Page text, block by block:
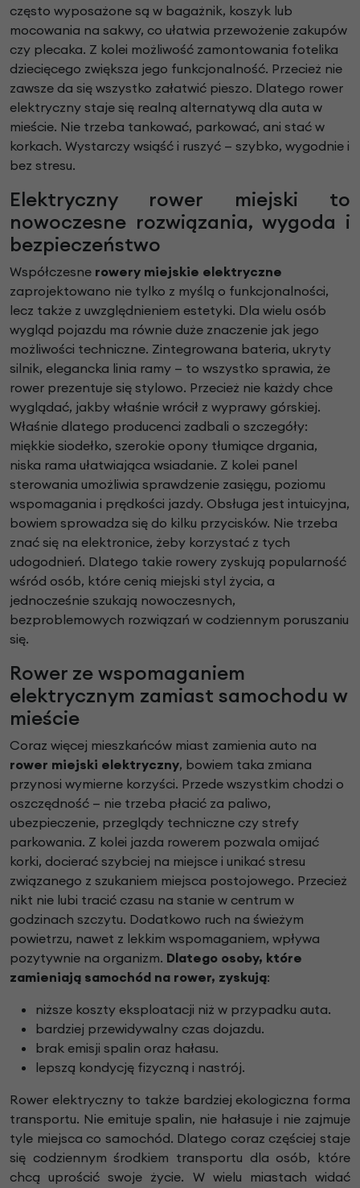
często wyposażone są w bagażnik, koszyk lub
mocowania na sakwy, co ułatwia przewożenie zakupów
czy plecaka. Z kolei możliwość zamontowania fotelika
dziecięcego zwiększa jego funkcjonalność. Przecież nie
zawsze da się wszystko załatwić pieszo. Dlatego rower
elektryczny staje się realną alternatywą dla auta w
mieście. Nie trzeba tankować, parkować, ani stać w
korkach. Wystarczy wsiąść i ruszyć — szybko, wygodnie i
bez stresu.
Elektryczny rower miejski to
nowoczesne rozwiązania, wygoda i
bezpieczeństwo
Współczesne rowery miejskie elektryczne
zaprojektowano nie tylko z myślą o funkcjonalności,
lecz także z uwzględnieniem estetyki. Dla wielu osób
wygląd pojazdu ma równie duże znaczenie jak jego
możliwości techniczne. Zintegrowana bateria, ukryty
silnik, elegancka linia ramy — to wszystko sprawia, że
rower prezentuje się stylowo. Przecież nie każdy chce
wyglądać, jakby właśnie wrócił z wyprawy górskiej.
Właśnie dlatego producenci zadbali o szczegóły:
miękkie siodełko, szerokie opony tłumiące drgania,
niska rama ułatwiająca wsiadanie. Z kolei panel
sterowania umożliwia sprawdzenie zasięgu, poziomu
wspomagania i prędkości jazdy. Obsługa jest intuicyjna,
bowiem sprowadza się do kilku przycisków. Nie trzeba
znać się na elektronice, żeby korzystać z tych
udogodnień. Dlatego takie rowery zyskują popularność
wśród osób, które cenią miejski styl życia, a
jednocześnie szukają nowoczesnych,
bezproblemowych rozwiązań w codziennym poruszaniu
się.
Rower ze wspomaganiem
elektrycznym zamiast samochodu w
mieście
Coraz więcej mieszkańców miast zamienia auto na
rower miejski elektryczny, bowiem taka zmiana
przynosi wymierne korzyści. Przede wszystkim chodzi o
oszczędność — nie trzeba płacić za paliwo,
ubezpieczenie, przeglądy techniczne czy strefy
parkowania. Z kolei jazda rowerem pozwala omijać
korki, docierać szybciej na miejsce i unikać stresu
związanego z szukaniem miejsca postojowego. Przecież
nikt nie lubi tracić czasu na stanie w centrum w
godzinach szczytu. Dodatkowo ruch na świeżym
powietrzu, nawet z lekkim wspomaganiem, wpływa
pozytywnie na organizm. Dlatego osoby, które
zamieniają samochód na rower, zyskują:
niższe koszty eksploatacji niż w przypadku auta.
bardziej przewidywalny czas dojazdu.
brak emisji spalin oraz hałasu.
lepszą kondycję fizyczną i nastrój.
Rower elektryczny to także bardziej ekologiczna forma
transportu. Nie emituje spalin, nie hałasuje i nie zajmuje
tyle miejsca co samochód. Dlatego coraz częściej staje
się codziennym środkiem transportu dla osób, które
chcą uprościć swoje życie. W wielu miastach widać